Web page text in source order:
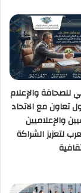
للصحافة والإعلام
تعاون مع الاتحاد
والإعلاميين
لتعزيز الشراكة